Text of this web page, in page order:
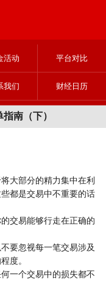
活动 平台对比
我们 财经日历
南（下）
大部分的精力集中在利
都是交易中不重要的话
交易能够行走在正确的
要忽视每一笔交易涉及
度。
一个交易中的损失都不